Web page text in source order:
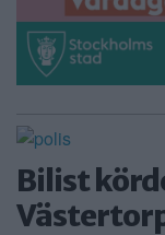
Bilist